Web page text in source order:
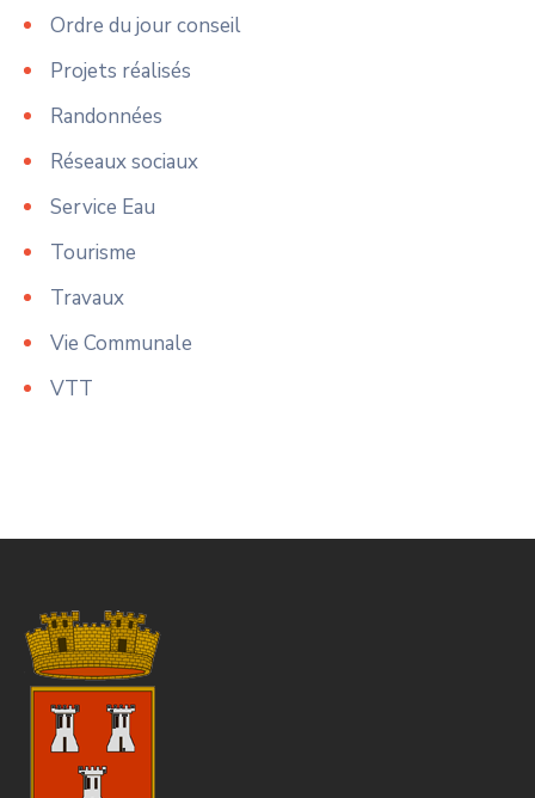
Ordre du jour conseil
Projets réalisés
Randonnées
Réseaux sociaux
Service Eau
Tourisme
Travaux
Vie Communale
VTT